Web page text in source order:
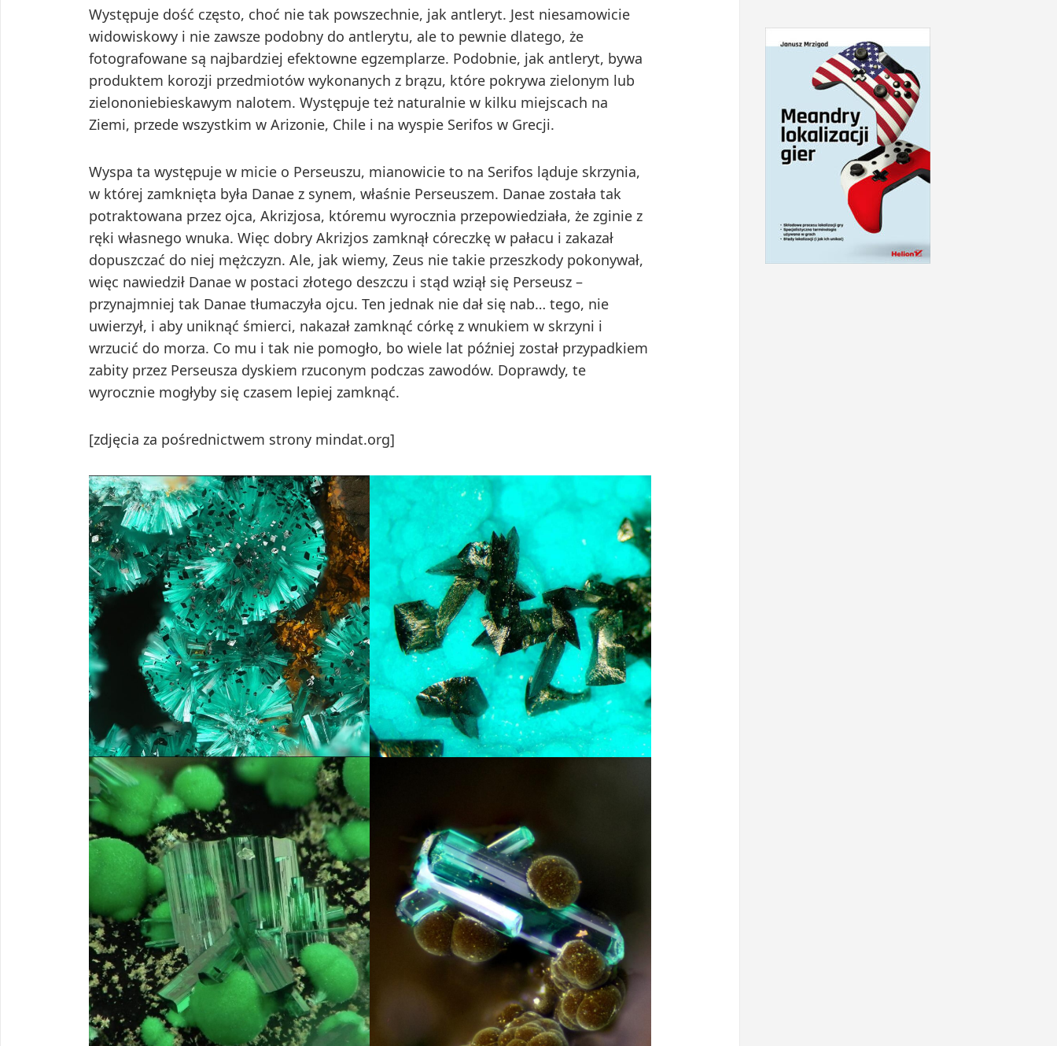
Występuje dość często, choć nie tak powszechnie, jak antleryt. Jest niesamowicie
widowiskowy i nie zawsze podobny do antlerytu, ale to pewnie dlatego, że
fotografowane są najbardziej efektowne egzemplarze. Podobnie, jak antleryt, bywa
produktem korozji przedmiotów wykonanych z brązu, które pokrywa zielonym lub
zielononiebieskawym nalotem. Występuje też naturalnie w kilku miejscach na
Ziemi, przede wszystkim w Arizonie, Chile i na wyspie Serifos w Grecji.
Wyspa ta występuje w micie o Perseuszu, mianowicie to na Serifos ląduje skrzynia,
w której zamknięta była Danae z synem, właśnie Perseuszem. Danae została tak
potraktowana przez ojca, Akrizjosa, któremu wyrocznia przepowiedziała, że zginie z
ręki własnego wnuka. Więc dobry Akrizjos zamknął córeczkę w pałacu i zakazał
dopuszczać do niej mężczyzn. Ale, jak wiemy, Zeus nie takie przeszkody pokonywał,
więc nawiedził Danae w postaci złotego deszczu i stąd wziął się Perseusz –
przynajmniej tak Danae tłumaczyła ojcu. Ten jednak nie dał się nab… tego, nie
uwierzył, i aby uniknąć śmierci, nakazał zamknąć córkę z wnukiem w skrzyni i
wrzucić do morza. Co mu i tak nie pomogło, bo wiele lat później został przypadkiem
zabity przez Perseusza dyskiem rzuconym podczas zawodów. Doprawdy, te
wyrocznie mogłyby się czasem lepiej zamknąć.
[zdjęcia za pośrednictwem strony mindat.org]